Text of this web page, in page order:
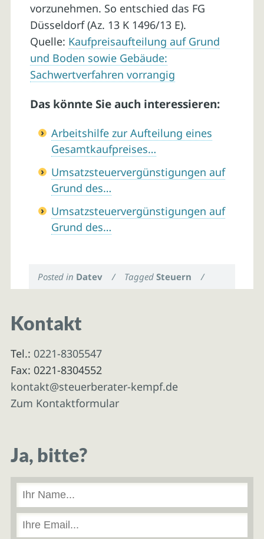
vorzunehmen. So entschied das FG
Düsseldorf (Az. 13 K 1496/13 E).
Quelle: Kaufpreisaufteilung auf Grund
und Boden sowie Gebäude:
Sachwertverfahren vorrangig
Das könnte Sie auch interessieren:
Arbeitshilfe zur Aufteilung eines
Gesamtkaufpreises…
Umsatzsteuervergünstigungen auf
Grund des…
Umsatzsteuervergünstigungen auf
Grund des…
Posted in Datev / TaggedSteuern /
Kontakt
Tel.: 0221-8305547
Fax: 0221-8304552
kontakt@steuerberater-kempf.de
Zum Kontaktformular
Ja, bitte?